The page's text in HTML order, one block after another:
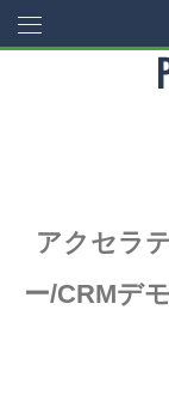
アクセラ
ー/CRMデ